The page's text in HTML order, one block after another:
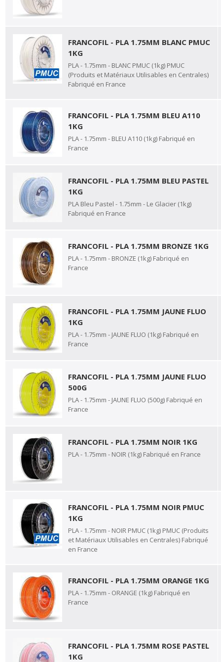
FRANCOFIL - PLA 1.75MM BLANC PMUC
1KG
PLA - 1.75mm - BLANC PMUC (1kg) PMUC
(Produits et Matériaux Utilisables en Centrales)
Fabriqué en France
FRANCOFIL - PLA 1.75MM BLEU A110
1KG
PLA - 1.75mm - BLEU A110 (1kg) Fabriqué en
France
FRANCOFIL - PLA 1.75MM BLEU PASTEL
1KG
PLA Bleu Pastel - 1.75mm - Le Glacier (1kg)
Fabriqué en France
FRANCOFIL - PLA 1.75MM BRONZE 1KG
PLA - 1.75mm - BRONZE (1kg) Fabriqué en
France
FRANCOFIL - PLA 1.75MM JAUNE FLUO
1KG
PLA - 1.75mm - JAUNE FLUO (1kg) Fabriqué en
France
FRANCOFIL - PLA 1.75MM JAUNE FLUO
500G
PLA - 1.75mm - JAUNE FLUO (500g) Fabriqué en
France
FRANCOFIL - PLA 1.75MM NOIR 1KG
PLA - 1.75mm - NOIR (1kg) Fabriqué en France
FRANCOFIL - PLA 1.75MM NOIR PMUC
1KG
PLA - 1.75mm - NOIR PMUC (1kg) PMUC (Produits
et Matériaux Utilisables en Centrales) Fabriqué
en France
FRANCOFIL - PLA 1.75MM ORANGE 1KG
PLA - 1.75mm - ORANGE (1kg) Fabriqué en
France
FRANCOFIL - PLA 1.75MM ROSE PASTEL
1KG